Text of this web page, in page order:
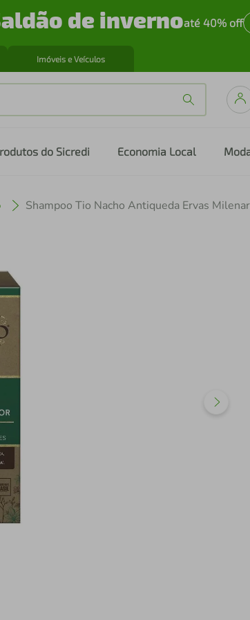
de invernoaté 40% off
Imóveis e Veículos
do Sicredi Economia Local
Shampoo Tio Nacho Antiqueda Ervas